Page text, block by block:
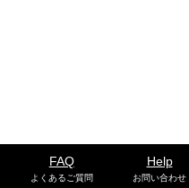
FAQ
よくあるご質問
Help
お問い合わせ